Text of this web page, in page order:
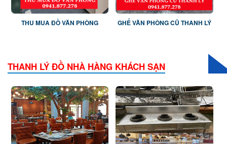
THU MUA ĐỒ VĂN PHÒNG GHẾ VĂN PHÒNG CŨ THANH LÝ
THANH LÝ ĐỒ NHÀ HÀNG KHÁCH SẠN